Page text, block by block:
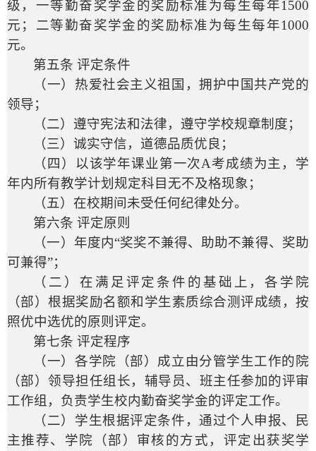
级，一等勤奋奖学金的奖励标准为每生每年1500
元；二等勤奋奖学金的奖励标准为每生每年1000
元。
第五条 评定条件
（一）热爱社会主义祖国，拥护中国共产党的
领导；
（二）遵守宪法和法律，遵守学校规章制度；
（三）诚实守信，道德品质优良；
（四）以该学年课业第一次A考成绩为主，学
年内所有教学计划规定科目无不及格现象；
（五）在校期间未受任何纪律处分。
第六条 评定原则
（一）年度内“奖奖不兼得、助助不兼得、奖助
可兼得”；
（二）在满足评定条件的基础上，各学院
（部）根据奖励名额和学生素质综合测评成绩，按
照优中选优的原则评定。
第七条 评定程序
（一）各学院（部）成立由分管学生工作的院
（部）领导担任组长，辅导员、班主任参加的评审
工作组，负责学生校内勤奋奖学金的评定工作。
（二）学生根据评定条件，通过个人申报、民
主推荐、学院（部）审核的方式，评定出获奖学